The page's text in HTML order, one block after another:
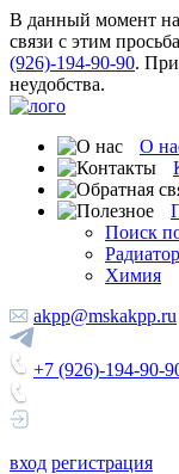
В данный момент на
связи с этим
(926)-194-90-90.
неудобства.
О
Поиск
Химия
akpp@mskakpp.ru
+7 (926)-194-90-
вход регистрация